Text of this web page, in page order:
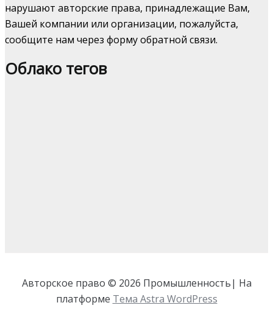
нарушают авторские права, принадлежащие Вам,
Вашей компании или организации, пожалуйста,
сообщите нам через форму обратной связи.
Облако тегов
Авторское право © 2026 Промышленность| На
платформе Тема Astra WordPress